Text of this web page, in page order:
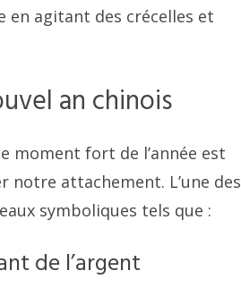
en agitant des crécelles et
an chinois
moment fort de l’année est
notre attachement. L’une des
symboliques tels que :
de l’argent